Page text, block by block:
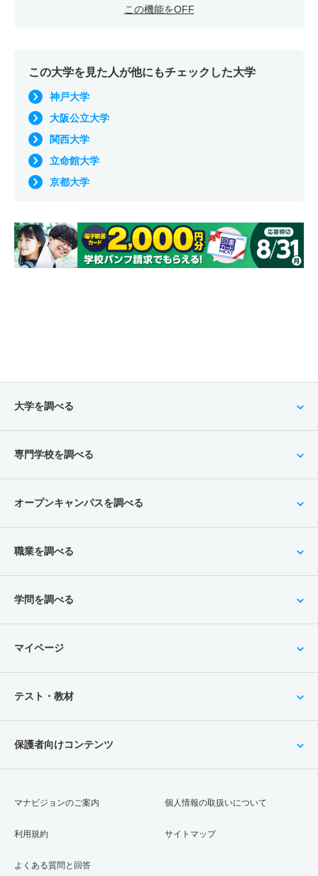
この機能をOFF
この大学を見た人が他にもチェックした大学
神戸大学
大阪公立大学
関西大学
立命館大学
京都大学
大学を調べる
専門学校を調べる
オープンキャンパスを調べる
職業を調べる
学問を調べる
マイページ
テスト・教材
保護者向けコンテンツ
マナビジョンのご案内
利用規約
よくある質問と回答
個人情報の取扱いについて
サイトマップ